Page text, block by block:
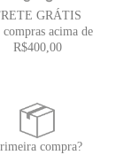
GRÁTIS
acima de
R$400,00
compra?